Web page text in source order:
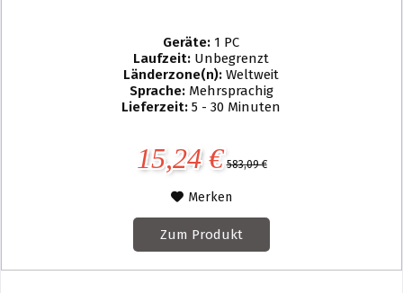
Geräte: 1 PC
Laufzeit: Unbegrenzt
Länderzone(n):Weltweit
Sprache: Mehrsprachig
Lieferzeit:5 - 30 Minuten
15,24 € 583,09 €
Merken
Zum Produkt